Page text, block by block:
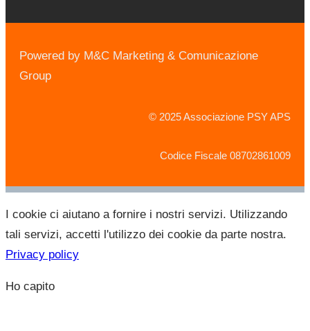
Powered by M&C Marketing & Comunicazione
Group
© 2025 Associazione PSY APS
Codice Fiscale 08702861009
I cookie ci aiutano a fornire i nostri servizi. Utilizzando
tali servizi, accetti l'utilizzo dei cookie da parte nostra.
Privacy policy
Ho capito